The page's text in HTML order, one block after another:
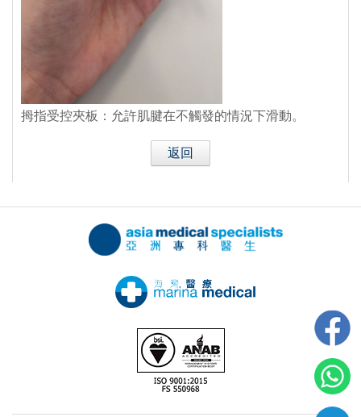
拇指受控夾板：允許肌腱在不觸發的情況下滑動。
返回